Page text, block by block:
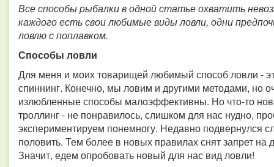
Все способы рыбалки в одной статье охватить
каждого есть свои любимые виды ловли, одни
ловлю с поплавком.
Способы ловли
Для меня и моих товарищей любимый способ ловли -
спиннинг. Конечно, мы ловим и другими методами, но
излюбленные способы малоэффективны. Но что-то
троллинг - не понравилось, слишком для нас нудно,
экспериментируем понемногу. Недавно подвернулся
половить. Тем более в новых правилах снят запрет
Значит, едем опробовать новый для нас вид ловли!